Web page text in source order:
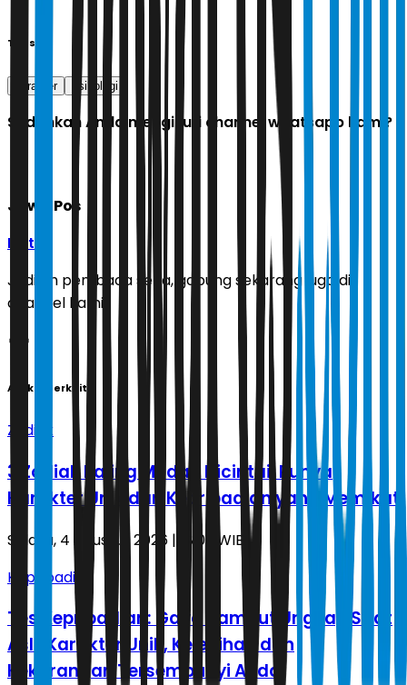
Tags
karakter psikologi
Sudahkah Anda mengikuti channel whatsapp kami?
Jawa Pos
Ikuti
Jadilah pembaca setia, gabung sekarang juga di
channel kami!
Artikel Terkait
Zodiak
3 Zodiak Paling Mudah Dicintai, Punya
Karakter Unik dan Kepribadian yang Memikat
Selasa, 4 Agustus 2026 | 18.03 WIB
Kepribadian
Tes Kepribadian: Gaya Rambut Ungkap Sifat
Asli, Karakter Unik, Kelebihan dan
Kekurangan Tersembunyi Anda